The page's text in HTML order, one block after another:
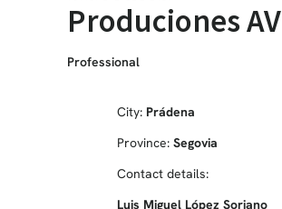
Produciones AV
Professional
City: Prádena
Province: Segovia
Contact details:
Luis Miguel López Soriano